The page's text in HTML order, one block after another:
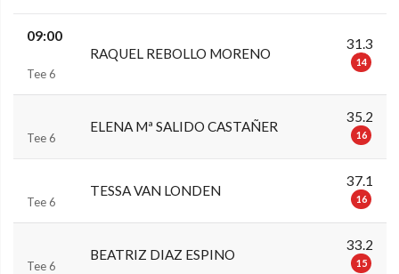
09:00
Tee 6
RAQUEL REBOLLO MORENO
31.3
14
Tee 6
ELENA Mª SALIDO CASTAÑER
35.2
16
Tee 6
TESSA VAN LONDEN
37.1
16
Tee 6
BEATRIZ DIAZ ESPINO
33.2
15